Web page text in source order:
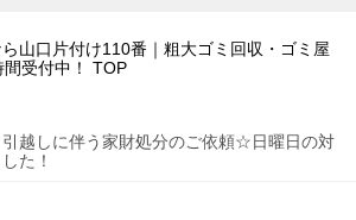
ら山口片付け110番｜粗大ゴミ回収・ゴミ屋
受付中！
TOP
引越しに伴う家財処分のご依頼☆日曜日の対
た！